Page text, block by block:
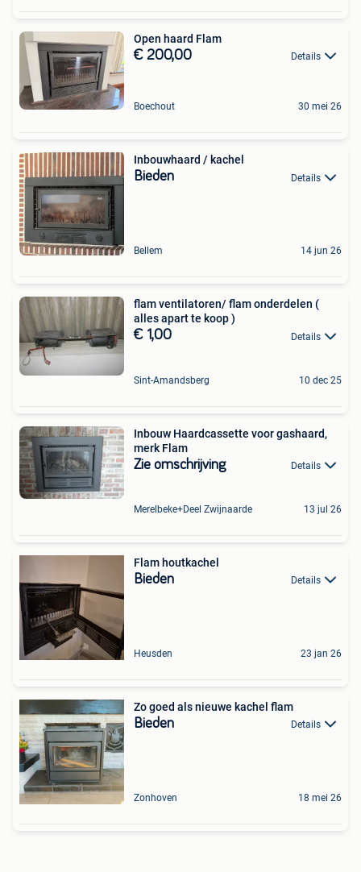
Open haard Flam
€ 200,00 Details
Boechout 30 mei 26
Inbouwhaard / kachel
Bieden Details
Bellem 14 jun 26
flam ventilatoren/ flam onderdelen (
alles apart te koop )
€ 1,00 Details
Sint-Amandsberg 10 dec 25
Inbouw Haardcassette voor gashaard,
merk Flam
Zie omschrijving Details
Merelbeke+Deel Zwijnaarde 13 jul 26
Flam houtkachel
Bieden Details
Heusden 23 jan 26
Zo goed als nieuwe kachel flam
Bieden Details
Zonhoven 18 mei 26